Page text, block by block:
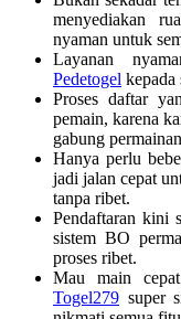
menyediakan
nyaman untuk
Layanan
Pedetogel kepada
Proses daftar
pemain, karena
gabung
Hanya perlu
jadi jalan cepat
tanpa ribet.
Pendaftaran kini
sistem BO
proses ribet.
Mau main
Togel279 super